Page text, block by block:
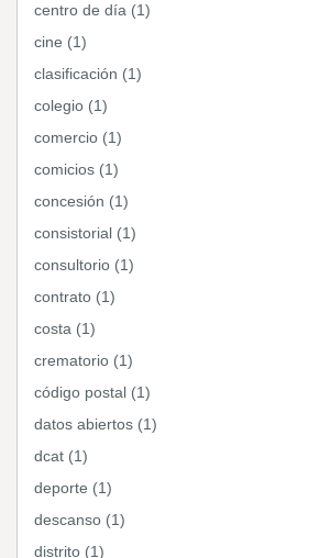
centro de día (1)
cine (1)
clasificación (1)
colegio (1)
comercio (1)
comicios (1)
concesión (1)
consistorial (1)
consultorio (1)
contrato (1)
costa (1)
crematorio (1)
código postal (1)
datos abiertos (1)
dcat (1)
deporte (1)
descanso (1)
distrito (1)